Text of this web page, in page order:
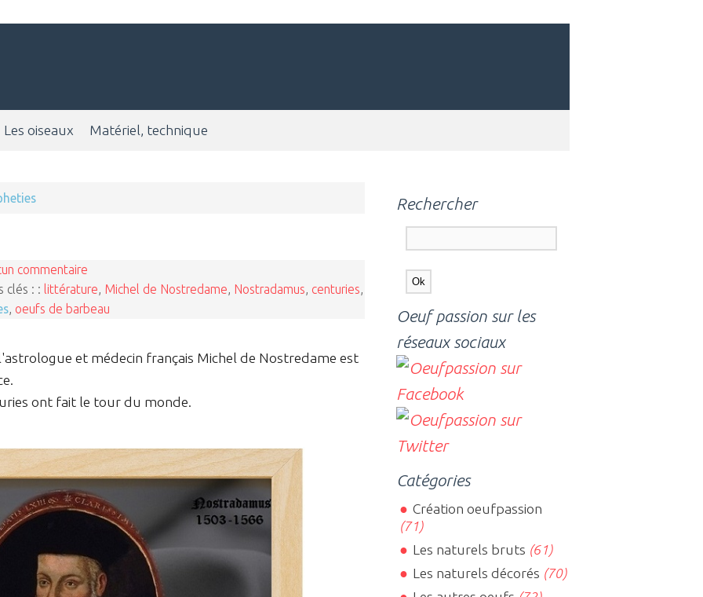
Les oiseaux Matériel, technique
commentaire
clés : : littérature Michel de Nostredame Nostradamus centuries
oeufs de barbeau
et médecin français Michel de Nostredame est
ont fait le tour du monde.
Rechercher
Oeuf passion sur les
réseaux sociaux
Catégories
Création oeufpassion
(71)
Les naturels bruts (61)
Les naturels décorés (70)